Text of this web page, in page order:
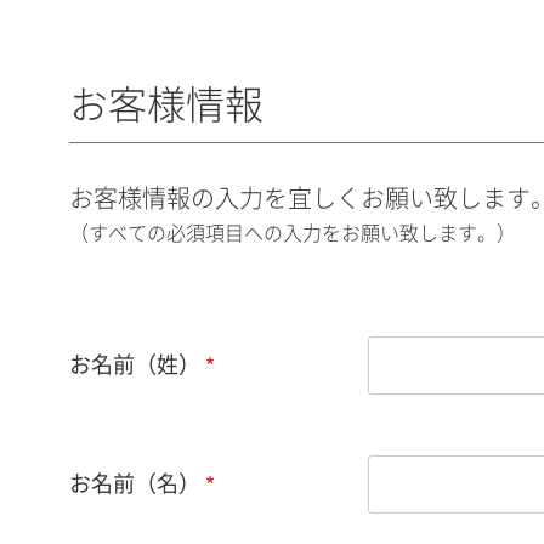
お客様情報
お客様情報の入力を宜しくお願い致します
（すべての必須項目への入力をお願い致します。）
お名前（姓）
お名前（名）